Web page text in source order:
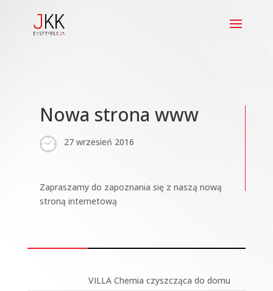
Nowa strona www
27 wrzesień 2016
Zapraszamy do zapoznania się z naszą nową
stroną internetową
VILLA Chemia czyszcząca do domu